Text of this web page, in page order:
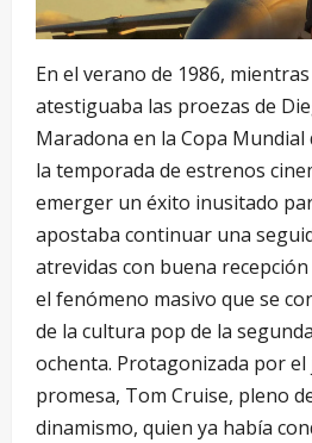
En el verano de 1986,
atestiguaba las proezas de
Maradona en la Copa Mundial
la temporada de estrenos
emerger un éxito inusitado
apostaba continuar una
atrevidas con buena
el fenómeno masivo que se
de la cultura pop de la
ochenta. Protagonizada por
promesa, Tom Cruise, pleno
dinamismo, quien ya había